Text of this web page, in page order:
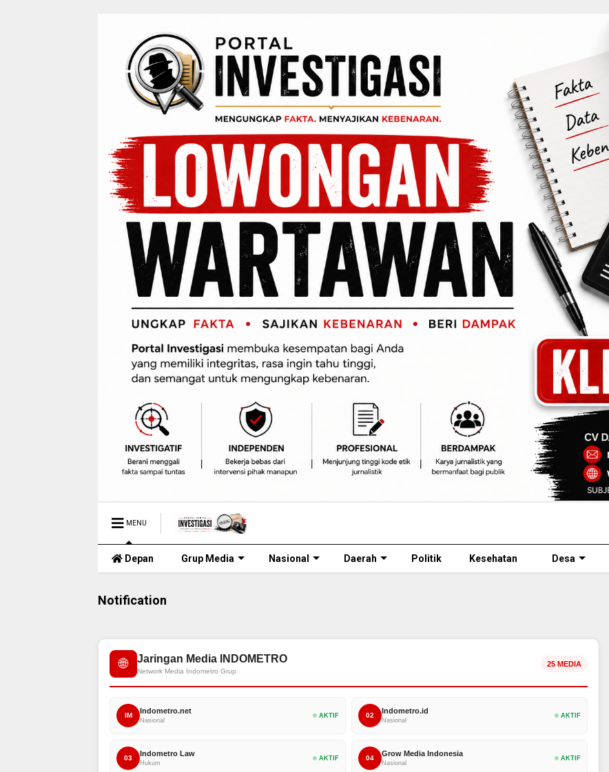
MENU
Depan Grup Media Nasional Daerah Politik Kesehatan Desa
Notification
🌐 Jaringan Media INDOMETRO
Network Media Indometro Grup
25 MEDIA
IM
Indometro.net
Nasional
AKTIF 02
Indometro.id
Nasional
AKTIF
03
Indometro Law
Hukum
AKTIF 04
Grow Media Indonesia
Nasional
AKTIF